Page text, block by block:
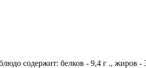
содержит: белков - 9,4 г ., жиров -